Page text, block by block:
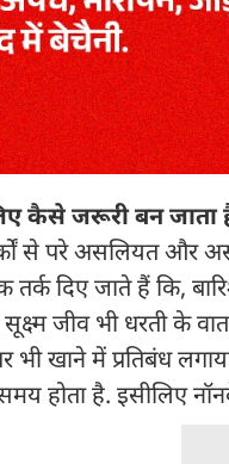
कैसे जरूरी बन जाता
से परे असलियत और
तर्क दिए जाते हैं कि,
जीव भी धरती के
भी खाने में प्रतिबंध
होता है. इसीलिए